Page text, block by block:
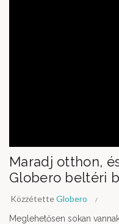
Maradj otthon,
Globero beltéri
KözzétetteGlobero
Meglehetősen sokan